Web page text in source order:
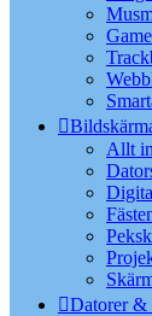
Allt
Datorer &